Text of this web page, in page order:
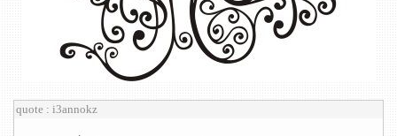
quote : i3annokz